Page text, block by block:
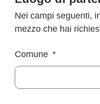
Nei campi seguenti,
mezzo che hai
Comune